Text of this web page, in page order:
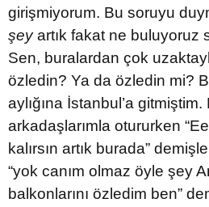
girişmiyorum. Bu soruyu
şeyartık fakat ne buluyoruz
Sen, buralardan çok
özledin? Ya da özledin mi?
aylığına İstanbul’a
arkadaşlarımla otururken “Ee
kalırsın artık burada”
“yok canım olmaz öyle şey
balkonlarını özledim ben”